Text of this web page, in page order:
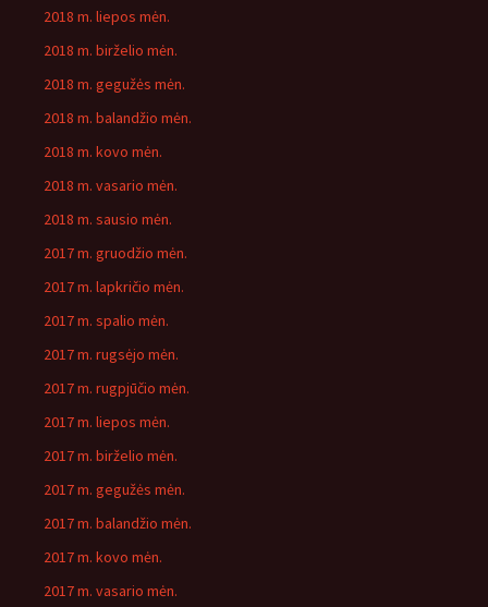
2018 m. liepos mėn.
2018 m. birželio mėn.
2018 m. gegužės mėn.
2018 m. balandžio mėn.
2018 m. kovo mėn.
2018 m. vasario mėn.
2018 m. sausio mėn.
2017 m. gruodžio mėn.
2017 m. lapkričio mėn.
2017 m. spalio mėn.
2017 m. rugsėjo mėn.
2017 m. rugpjūčio mėn.
2017 m. liepos mėn.
2017 m. birželio mėn.
2017 m. gegužės mėn.
2017 m. balandžio mėn.
2017 m. kovo mėn.
2017 m. vasario mėn.